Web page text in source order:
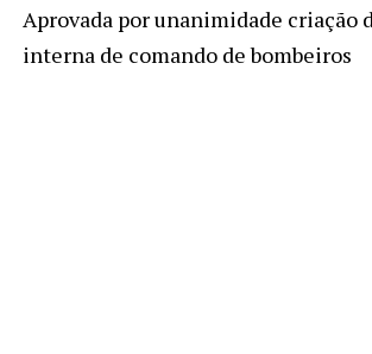
Aprovada por unanimidade criação
interna de comando de bombeiros